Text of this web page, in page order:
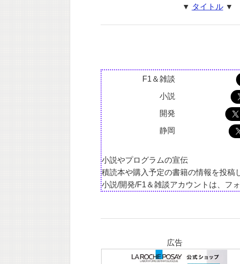
▼ タイトル▼
F1＆雑談
小説
開発
静岡
小説やプログラムの宣伝
積読本や購入予定の書籍の情報を投稿
小説/開発/F1＆雑談アカウントは、フ
広告